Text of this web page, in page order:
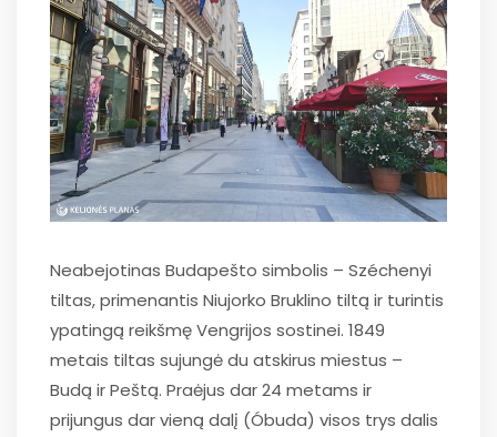
Neabejotinas Budapešto simbolis – Széchenyi
tiltas, primenantis Niujorko Bruklino tiltą ir turintis
ypatingą reikšmę Vengrijos sostinei. 1849
metais tiltas sujungė du atskirus miestus –
Budą ir Peštą. Praėjus dar 24 metams ir
prijungus dar vieną dalį (Óbuda) visos trys dalis